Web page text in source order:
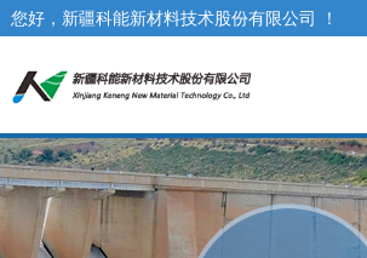
您好，新疆科能新材料技术股份有限公司 ！